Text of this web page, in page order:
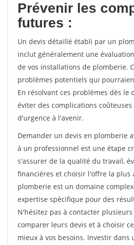
Prévenir les
futures :
Un devis détaillé établi par un
inclut généralement une
de vos installations de plomberie.
problèmes potentiels qui
En résolvant ces problèmes dès le
éviter des complications
d'urgence à l'avenir.
Demander un devis en plomberie
à un professionnel est une étape
s'assurer de la qualité du travail,
financières et choisir l'offre la plus
plomberie est un domaine
expertise spécifique pour des
N'hésitez pas à contacter
comparer leurs devis et à choisir
mieux à vos besoins. Investir dans